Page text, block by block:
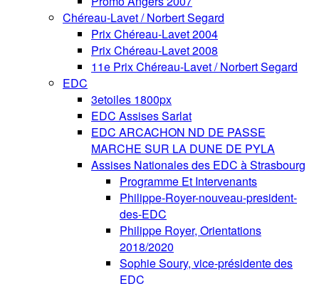
Chéreau-Lavet / Norbert Segard
Prix Chéreau-Lavet 2004
Prix Chéreau-Lavet 2008
11e Prix Chéreau-Lavet / Norbert Segard
EDC
3etoiles 1800px
EDC Assises Sarlat
EDC ARCACHON ND DE PASSE
MARCHE SUR LA DUNE DE PYLA
Assises Nationales des EDC à Strasbourg
Programme Et Intervenants
Philippe-Royer-nouveau-president-
des-EDC
Philippe Royer, Orientations
2018/2020
Sophie Soury, vice-présidente des
EDC